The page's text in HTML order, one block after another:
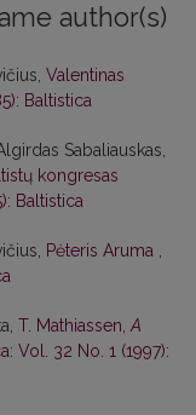
author(s)
Valentinas
Baltistica
Sabaliauskas,
kongresas
Baltistica
Pėteris Aruma ,
T. Mathiassen,A
Vol. 32 No. 1 (1997):